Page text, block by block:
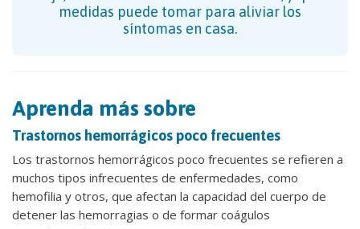
medidas puede tomar para aliviar los
síntomas en casa.
Aprenda más sobre
Trastornos hemorrágicos poco frecuentes
Los trastornos hemorrágicos poco frecuentes se refieren a
muchos tipos infrecuentes de enfermedades, como
hemofilia y otros, que afectan la capacidad del cuerpo de
detener las hemorragias o de formar coágulos